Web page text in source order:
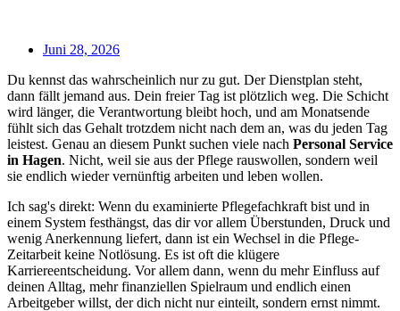
Juni 28, 2026
Du kennst das wahrscheinlich nur zu gut. Der Dienstplan steht,
dann fällt jemand aus. Dein freier Tag ist plötzlich weg. Die Schicht
wird länger, die Verantwortung bleibt hoch, und am Monatsende
fühlt sich das Gehalt trotzdem nicht nach dem an, was du jeden Tag
leistest. Genau an diesem Punkt suchen viele nach Personal Service
in Hagen. Nicht, weil sie aus der Pflege rauswollen, sondern weil
sie endlich wieder vernünftig arbeiten und leben wollen.
Ich sag's direkt: Wenn du examinierte Pflegefachkraft bist und in
einem System festhängst, das dir vor allem Überstunden, Druck und
wenig Anerkennung liefert, dann ist ein Wechsel in die Pflege-
Zeitarbeit keine Notlösung. Es ist oft die klügere
Karriereentscheidung. Vor allem dann, wenn du mehr Einfluss auf
deinen Alltag, mehr finanziellen Spielraum und endlich einen
Arbeitgeber willst, der dich nicht nur einteilt, sondern ernst nimmt.